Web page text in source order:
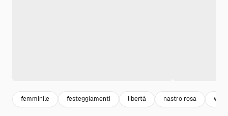
femminile festeggiamenti libertà nastro rosa